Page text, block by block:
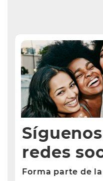
redes
Forma parte de